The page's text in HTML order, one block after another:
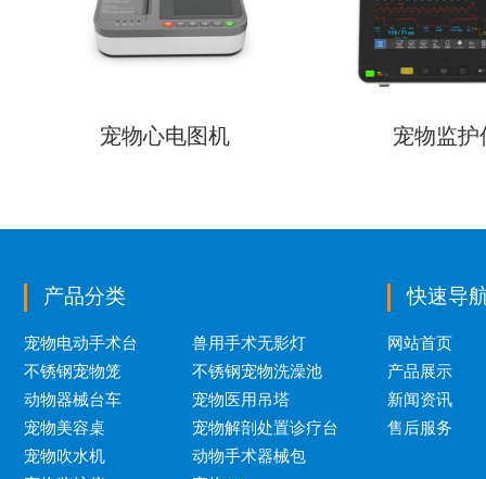
宠物心电图机 宠物监护
产品分类
宠物电动手术台
兽用手术无影灯
不锈钢宠物笼
不锈钢宠物洗澡池
动物器械台车
宠物医用吊塔
宠物美容桌
宠物解剖处置诊疗台
宠物吹水机
动物手术器械包
快速导
网站首页
产品展示
新闻资讯
售后服务